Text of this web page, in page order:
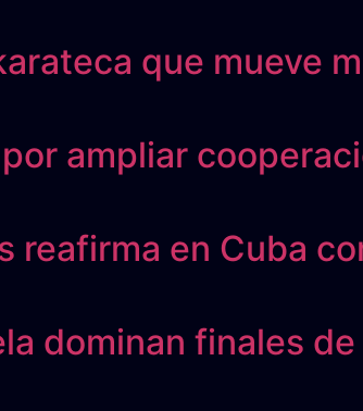
que mueve
ampliar
reafirma en Cuba
dominan finales